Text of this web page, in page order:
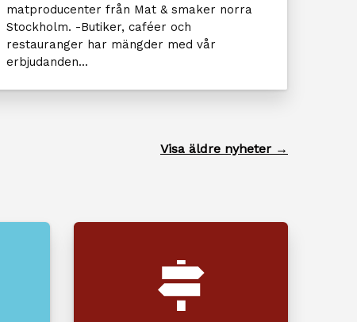
matproducenter från Mat & smaker norra
Stockholm. -Butiker, caféer och
restauranger har mängder med vår
erbjudanden...
Visa äldre nyheter →